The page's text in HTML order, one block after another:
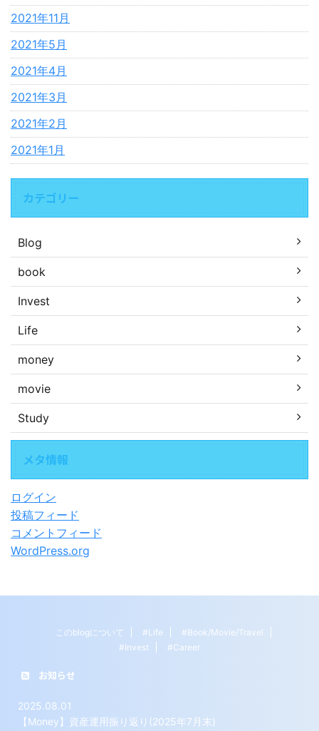
2021年11月
2021年5月
2021年4月
2021年3月
2021年2月
2021年1月
カテゴリー
Blog
book
Invest
Life
money
movie
Study
メタ情報
ログイン
投稿フィード
コメントフィード
WordPress.org
このblogについて #Life
#Book/Movie/Travel
#Invest
#Career
お知らせ
2025.08.01
【Money】資産運用振り返り(2025年7月末)